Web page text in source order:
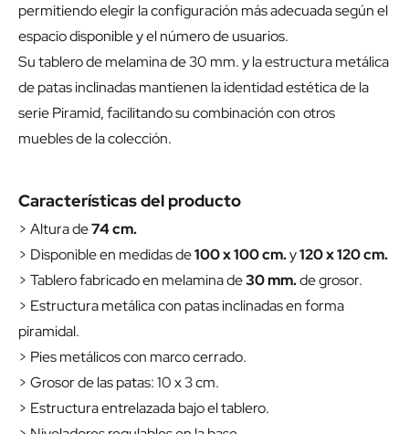
permitiendo elegir la configuración más adecuada según el
espacio disponible y el número de usuarios.
Su tablero de melamina de 30 mm. y la estructura metálica
de patas inclinadas mantienen la identidad estética de la
serie Piramid, facilitando su combinación con otros
muebles de la colección.
Características del producto
> Altura de74 cm.
> Disponible en medidas de100 x 100 cm.y120 x 120 cm.
> Tablero fabricado en melamina de30 mm.de grosor.
> Estructura metálica con patas inclinadas en forma
piramidal.
> Pies metálicos con marco cerrado.
> Grosor de las patas: 10 x 3 cm.
> Estructura entrelazada bajo el tablero.